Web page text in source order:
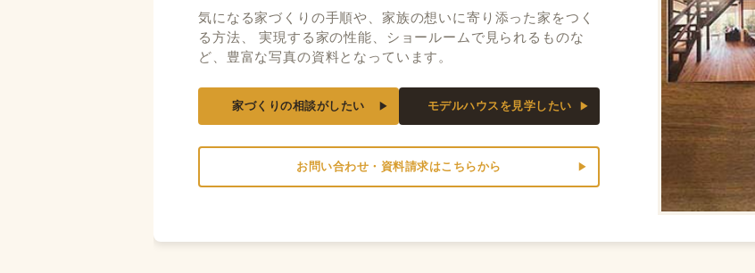
気になる家づくりの手順や、家族の想いに寄り添った家をつく
る方法、 実現する家の性能、ショールームで見られるものな
ど、豊富な写真の資料となっています。
家づくりの相談がしたい モデルハウスを見学したい
お問い合わせ・資料請求はこちらから